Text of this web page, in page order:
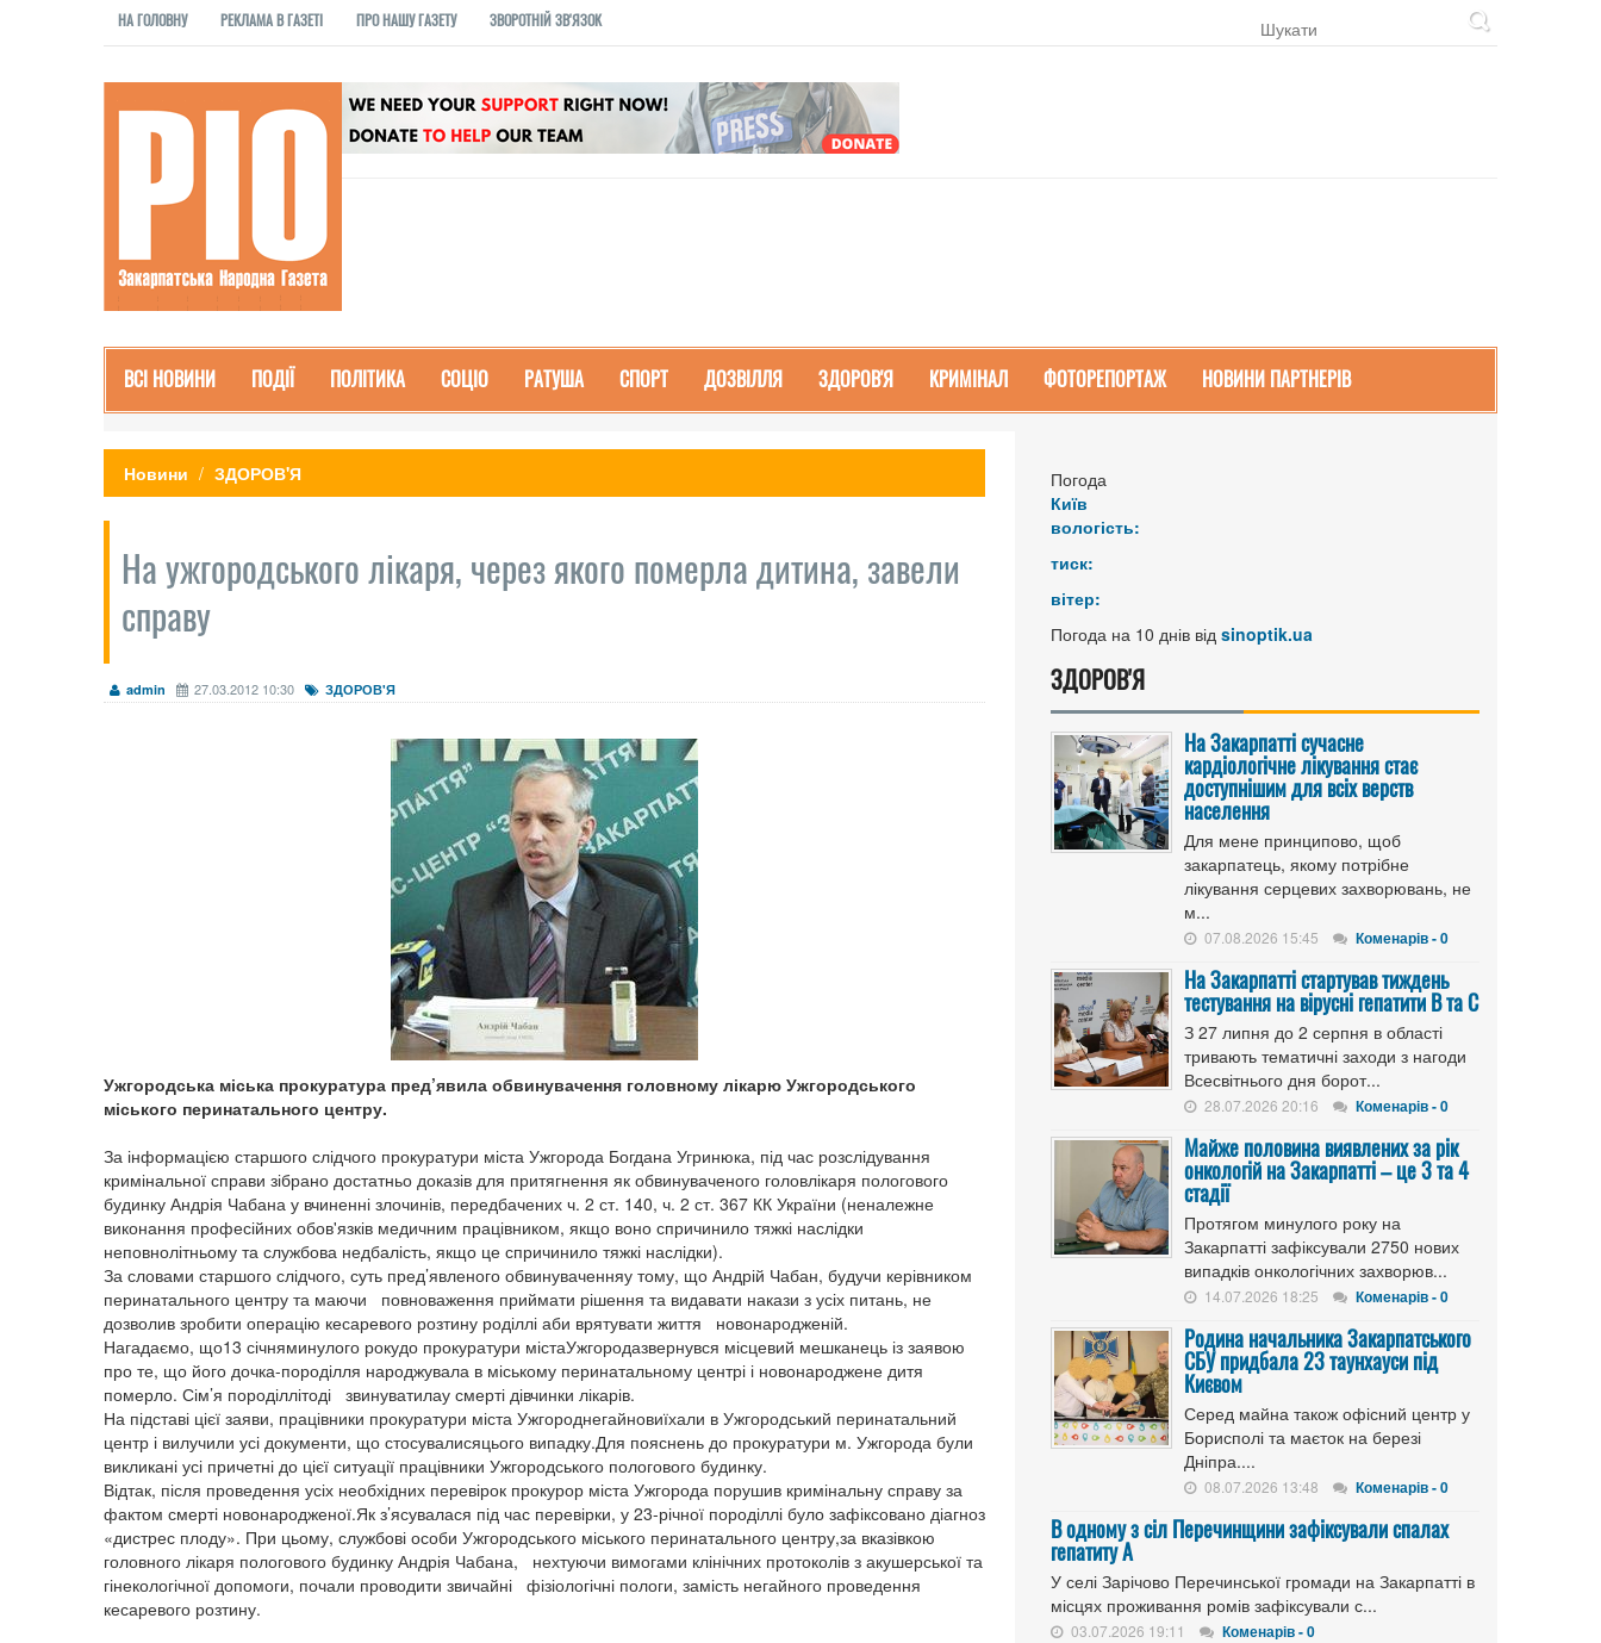
НА ГОЛОВНУ РЕКЛАМА В ГАЗЕТІ ПРО НАШУ ГАЗЕТУ ЗВОРОТНІЙ ЗВ'ЯЗОК
ВСІ НОВИНИ ПОДІЇ ПОЛІТИКА СОЦІО РАТУША СПОРТ ДОЗВІЛЛЯ ЗДОРОВ'Я КРИМІНАЛ ФОТОРЕПОРТАЖ НОВИНИ ПАРТНЕРІВ
Новини ЗДОРОВ'Я
На ужгородського лікаря, через якого померла дитина, завели
справу
admin 27.03.2012 10:30 ЗДОРОВ'Я
Ужгородська міська прокуратура пред’явила обвинувачення головному лікарю Ужгородського
міського перинатального центру.
За інформацією старшого слідчого прокуратури міста Ужгорода Богдана Угринюка, під час розслідування
кримінальної справи зібрано достатньо доказів для притягнення як обвинуваченого головлікаря пологового
будинку Андрія Чабана у вчиненні злочинів, передбачених ч. 2 ст. 140, ч. 2 ст. 367 КК України (неналежне
виконання професійних обов'язків медичним працівником, якщо воно спричинило тяжкі наслідки
неповнолітньому та службова недбалість, якщо це спричинило тяжкі наслідки).
За словами старшого слідчого, суть пред’явленого обвинуваченняу тому, що Андрій Чабан, будучи керівником
перинатального центру та маючи повноваження приймати рішення та видавати накази з усіх питань, не
дозволив зробити операцію кесаревого розтину роділлі аби врятувати життя новонародженій.
Нагадаємо, що13 січняминулого рокудо прокуратури містаУжгородазвернувся місцевий мешканець із заявою
про те, що його дочка-породілля народжувала в міському перинатальному центрі і новонароджене дитя
померло. Сім’я породіллітоді звинуватилау смерті дівчинки лікарів.
На підставі цієї заяви, працівники прокуратури міста Ужгороднегайновиїхали в Ужгородський перинатальний
центр і вилучили усі документи, що стосувалисяцього випадку.Для пояснень до прокуратури м. Ужгорода були
викликані усі причетні до цієї ситуації працівники Ужгородського пологового будинку.
Відтак, після проведення усіх необхідних перевірок прокурор міста Ужгорода порушив кримінальну справу за
фактом смерті новонародженої.Як з’ясувалася під час перевірки, у 23-річної породіллі було зафіксовано діагноз
«дистрес плоду». При цьому, службові особи Ужгородського міського перинатального центру,за вказівкою
головного лікаря пологового будинку Андрія Чабана, нехтуючи вимогами клінічних протоколів з акушерської та
гінекологічної допомоги, почали проводити звичайні фізіологічні пологи, замість негайного проведення
кесаревого розтину.
Погода
Київ
вологість:
тиск:
вітер:
Погода на 10 днів від sinoptik.ua
ЗДОРОВ'Я
На Закарпатті сучасне
кардіологічне лікування стає
доступнішим для всіх верств
населення
Для мене принципово, щоб
закарпатець, якому потрібне
лікування серцевих захворювань, не
м...
07.08.2026 15:45 Коменарів - 0
На Закарпатті стартував тиждень
тестування на вірусні гепатити B та C
З 27 липня до 2 серпня в області
тривають тематичні заходи з нагоди
Всесвітнього дня борот...
28.07.2026 20:16 Коменарів - 0
Майже половина виявлених за рік
онкологій на Закарпатті – це 3 та 4
стадії
Протягом минулого року на
Закарпатті зафіксували 2750 нових
випадків онкологічних захворюв...
14.07.2026 18:25 Коменарів - 0
Родина начальника Закарпатського
СБУ придбала 23 таунхауси під
Києвом
Серед майна також офісний центр у
Борисполі та маєток на березі
Дніпра....
08.07.2026 13:48 Коменарів - 0
В одному з сіл Перечинщини зафіксували спалах
гепатиту А
У селі Зарічово Перечинської громади на Закарпатті в
місцях проживання ромів зафіксували с...
03.07.2026 19:11 Коменарів - 0